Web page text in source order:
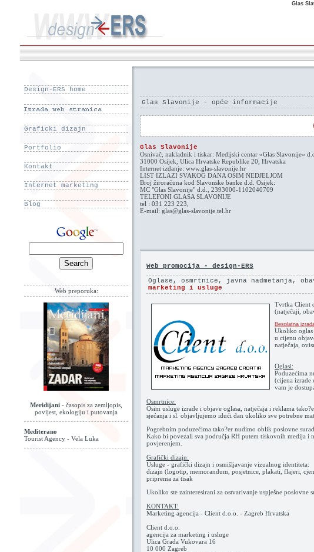
Glas
Design-ERS home
Graficki dizajn
Portfolio
Kontakt
Internet marketing
Blog
Web preporuka:
Meridijani - časopis za zemljopis,
povijest, ekologiju i putovanja
Mediterano
Tourist Agency - Vela Luka
Glas Slavonije - opće informacije
Glas Slavonije
Osnivač, nakladnik i tiskar: Medijski centar »Glas Slavonije« d.d.
31000 Osijek, Ulica Hrvatske Republike 20, Hrvatska
Internet izdanje: www.glas-slavonije.hr
LIST IZLAZI SVAKOG DANA OSIM NEDJELJOM
Broj žiroračuna kod Slavonske banke d.d. Osijek:
MC "Glas Slavonije" d.d., 2393000-1102040709
TELEFONI GLASA SLAVONIJE
tel : 031 223 223,
E-mail: glas@glas-slavonije.tel.hr
Web promocija - design-ERS
Oglase, osmrtnice, javna nadmetanja,
marketing i usluge
Tvrtka Client
(natječaji,
Besplatna
Ukoliko oglas
u cijenu
natječaja,
Oglasi:
Poduzećima
(cijena izrade
vam je
Osmrtnice:
Osim usluge izrade i objave oglasa, natječaja i reklama
sjećanja i sl. objavljujemo idući dan ukoliko sve potrebne
Pogrebnim poduzećima tako?er nudimo oblik poslovne
Kako bi povezali sva područja RH putem tiskovnih medija i
povjerenjem.
Grafički dizajn:
Usluge - grafički dizajn i osmišljavanje vizualnog identiteta:
dizajn (logotip, memorandum, posjetnice, plakati, flajeri,
priprema za tisak
Ukoliko ste zainteresirani za ostvarivanje uspješne poslovne
KONTAKT:
Marketing agencija - Client d.o.o. - Zagreb Hrvatska
Client d.o.o.
agencija za marketing i usluge
Ulica Grada Vukovara 16
10 000 Zagreb